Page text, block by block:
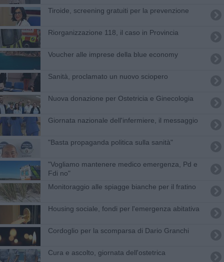
Tiroide, screening gratuiti per la prevenzione
Riorganizzazione 118, il caso in Provincia
Voucher alle imprese della blue economy
Sanità, proclamato un nuovo sciopero
Nuova donazione per Ostetricia e Ginecologia
Giornata nazionale dell'infermiere, il messaggio
"Basta propaganda politica sulla sanità"
"Vogliamo mantenere medico emergenza, Pd e
Fdi no"
Monitoraggio alle spiagge bianche per il fratino
Housing sociale, fondi per l'emergenza abitativa
Cordoglio per la scomparsa di Dario Granchi
Cura e ascolto, giornata dell'ostetrica